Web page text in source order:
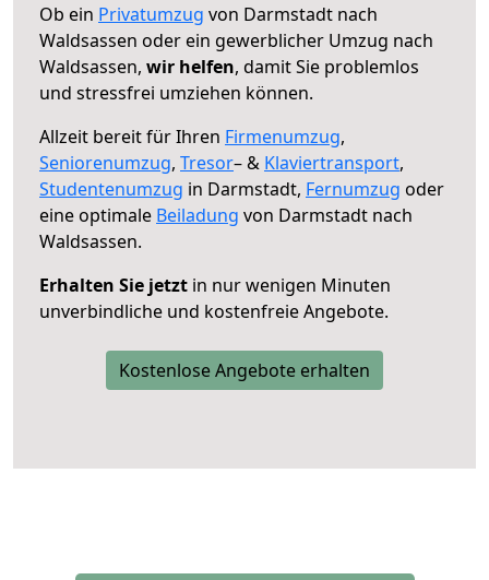
Ob ein Privatumzug von Darmstadt nach
Waldsassen oder ein gewerblicher Umzug nach
Waldsassen, wir helfen, damit Sie problemlos
und stressfrei umziehen können.
Allzeit bereit für Ihren Firmenumzug,
Seniorenumzug, Tresor– & Klaviertransport,
Studentenumzug in Darmstadt, Fernumzug oder
eine optimale Beiladung von Darmstadt nach
Waldsassen.
Erhalten Sie jetzt in nur wenigen Minuten
unverbindliche und kostenfreie Angebote.
Kostenlose Angebote erhalten